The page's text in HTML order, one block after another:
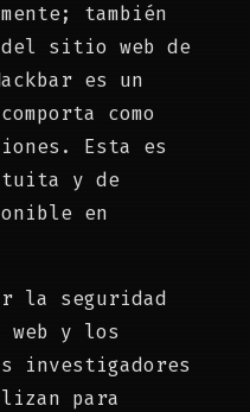
también
del sitio web de
es un
como
Esta es
y de
en
la seguridad
web y los
investigadores
para